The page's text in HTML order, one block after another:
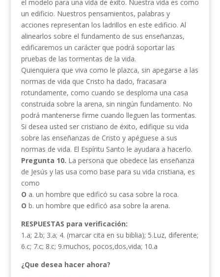
el modelo para una vida de éxito. Nuestra vida es como
un edificio. Nuestros pensamientos, palabras y
acciones representan los ladrillos en este edificio. Al
alinearlos sobre el fundamento de sus enseñanzas,
edificaremos un carácter que podrá soportar las
pruebas de las tormentas de la vida.
Quienquiera que viva como le plazca, sin apegarse a las
normas de vida que Cristo ha dado, fracasara
rotundamente, como cuando se desploma una casa
construida sobre la arena, sin ningún fundamento. No
podrá mantenerse firme cuando lleguen las tormentas.
Si desea usted ser cristiano de éxito, edifique su vida
sobre las enseñanzas de Cristo y apéguese a sus
normas de vida. El Espíritu Santo le ayudara a hacerlo.
Pregunta 10. La persona que obedece las enseñanza
de Jesús y las usa como base para su vida cristiana, es
como
O a. un hombre que edificó su casa sobre la roca.
O b. un hombre que edificó asa sobre la arena.
RESPUESTAS para verificación:
1.a; 2.b; 3.a; 4. (marcar cita en su biblia); 5.Luz, diferente;
6.c; 7.c; 8.c; 9.muchos, pocos,dos,vida; 10.a
¿Que desea hacer ahora?